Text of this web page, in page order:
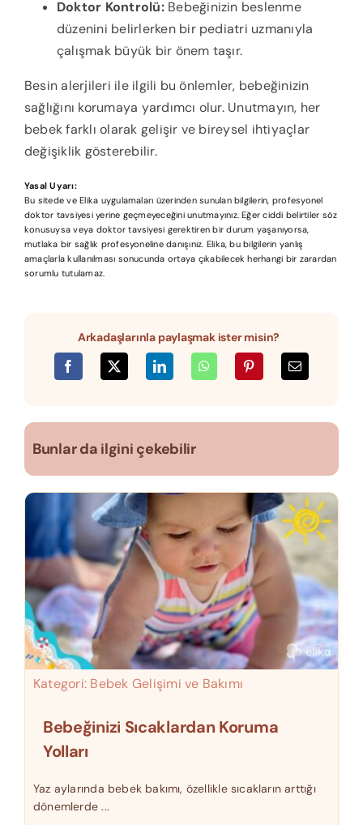
Doktor Kontrolü:Bebeğinizin beslenme
düzenini belirlerken bir pediatri uzmanıyla
çalışmak büyük bir önem taşır.
Besin alerjileri ile ilgili bu önlemler, bebeğinizin
sağlığını korumaya yardımcı olur. Unutmayın, her
bebek farklı olarak gelişir ve bireysel ihtiyaçlar
değişiklik gösterebilir.
Yasal Uyarı:
Bu sitede ve Elika uygulamaları üzerinden sunulan bilgilerin, profesyonel
doktor tavsiyesi yerine geçmeyeceğini unutmayınız. Eğer ciddi belirtiler söz
konusuysa veya doktor tavsiyesi gerektiren bir durum yaşanıyorsa,
mutlaka bir sağlık profesyoneline danışınız. Elika, bu bilgilerin yanlış
amaçlarla kullanılması sonucunda ortaya çıkabilecek herhangi bir zarardan
sorumlu tutulamaz.
Arkadaşlarınla paylaşmak ister misin?
Bunlar da ilgini çekebilir
Kategori: Bebek Gelişimi ve Bakımı
Bebeğinizi Sıcaklardan Koruma
Yolları
Yaz aylarında bebek bakımı, özellikle sıcakların arttığı
dönemlerde ...